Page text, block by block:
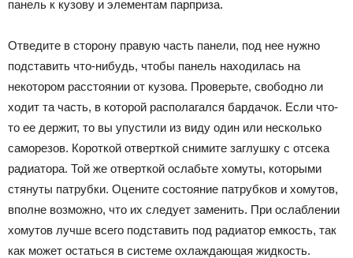
панель к кузову и элементам парприза.
Отведите в сторону правую часть панели, под нее нужно
подставить что-нибудь, чтобы панель находилась на
некотором расстоянии от кузова. Проверьте, свободно ли
ходит та часть, в которой располагался бардачок. Если что-
то ее держит, то вы упустили из виду один или несколько
саморезов. Короткой отверткой снимите заглушку с отсека
радиатора. Той же отверткой ослабьте хомуты, которыми
стянуты патрубки. Оцените состояние патрубков и хомутов,
вполне возможно, что их следует заменить. При ослаблении
хомутов лучше всего подставить под радиатор емкость, так
как может остаться в системе охлаждающая жидкость.